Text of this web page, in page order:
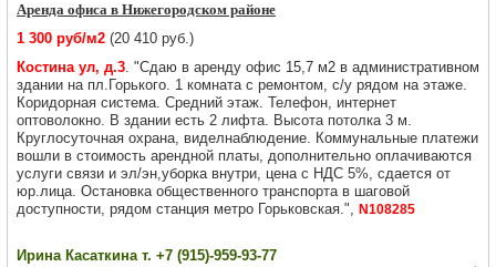
Аренда офиса в Нижегородском районе
1 300 руб/м2 (20 410 руб.)
Костина ул, д.3. "Сдаю в аренду офис 15,7 м2 в административном
здании на пл.Горького. 1 комната с ремонтом, с/у рядом на этаже.
Коридорная система. Средний этаж. Телефон, интернет
оптоволокно. В здании есть 2 лифта. Высота потолка 3 м.
Круглосуточная охрана, виделнаблюдение. Коммунальные платежи
вошли в стоимость арендной платы, дополнительно оплачиваются
услуги связи и эл/эн,уборка внутри, цена с НДС 5%, сдается от
юр.лица. Остановка общественного транспорта в шаговой
доступности, рядом станция метро Горьковская.", N108285
Ирина Касаткина т. +7 (915)-959-93-77